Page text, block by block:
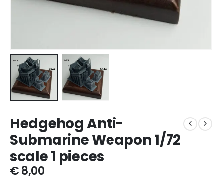
Hedgehog Anti-
Submarine Weapon 1/72
scale 1 pieces
€8,00